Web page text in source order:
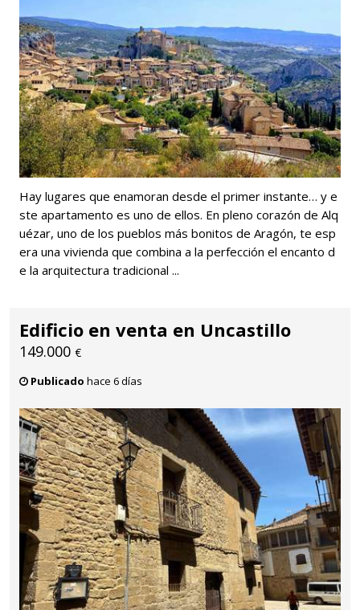
Hay lugares que enamoran desde el primer instante… y e
ste apartamento es uno de ellos. En pleno corazón de Alq
uézar, uno de los pueblos más bonitos de Aragón, te esp
era una vivienda que combina a la perfección el encanto d
e la arquitectura tradicional ...
Edificio en venta en Uncastillo
149.000 €
Publicado hace 6 días